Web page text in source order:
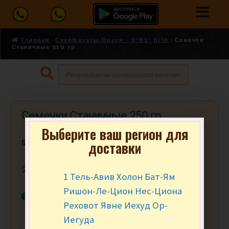
Главная Сухофрукты Орехи - פרות יבשים
Семечки
Станичные 250 гр.
Семечки Станичные 250 гр.
₪ за уп.
250 гр.
В наличии
Выберите ваш регион для
доставки
1 Тель-Авив Холон Бат-Ям
Ришон-Ле-Цион Нес-Циона
Реховот Явне Иехуд Ор-
Иегуда